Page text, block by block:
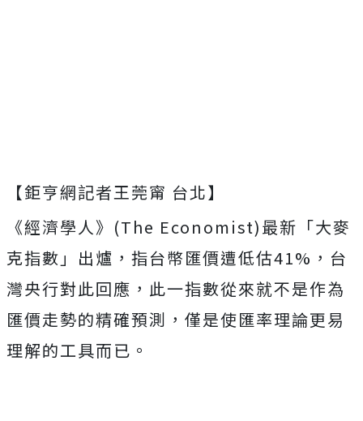
【鉅亨網記者王莞甯 台北】
《經濟學人》(The Economist)最新「大麥
克指數」出爐，指台幣匯價遭低估41%，台
灣央行對此回應，此一指數從來就不是作為
匯價走勢的精確預測，僅是使匯率理論更易
理解的工具而已。